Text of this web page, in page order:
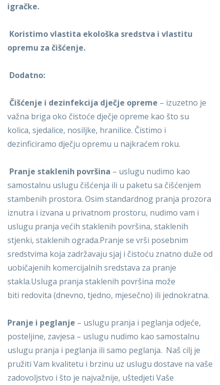
igračke.
Koristimo vlastita ekološka sredstva i vlastitu
opremu za čišćenje.
Dodatno:
Čišćenje i dezinfekcija dječje opreme – izuzetno je
važna briga oko čistoće dječje opreme kao što su
kolica, sjedalice, nosiljke, hranilice. Čistimo i
dezinficiramo dječju opremu u najkraćem roku.
Pranje staklenih površina – uslugu nudimo kao
samostalnu uslugu čišćenja ili u paketu sa čišćenjem
stambenih prostora. Osim standardnog pranja prozora
iznutra i izvana u privatnom prostoru, nudimo vam i
uslugu pranja većih staklenih površina, staklenih
stjenki, staklenih ograda.Pranje se vrši posebnim
sredstvima koja zadržavaju sjaj i čistoću znatno duže od
uobičajenih komercijalnih sredstava za pranje
stakla.Usluga pranja staklenih površina može
biti redovita (dnevno, tjedno, mjesečno) ili jednokratna.
Pranje i peglanje – uslugu pranja i peglanja odjeće,
posteljine, zavjesa – uslugu nudimo kao samostalnu
uslugu pranja i peglanja ili samo peglanja. Naš cilj je
pružiti Vam kvalitetu i brzinu uz uslugu dostave na vaše
zadovoljstvo i što je najvažnije, uštedjeti Vaše